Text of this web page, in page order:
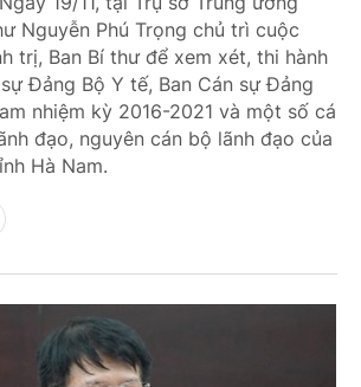
Nguyễn Phú Trọng chủ trì cuộc
trị, Ban Bí thư để xem xét, thi hành
Đảng Bộ Y tế, Ban Cán sự Đảng
nhiệm kỳ 2016-2021 và một số cá
đạo, nguyên cán bộ lãnh đạo của
Hà Nam.